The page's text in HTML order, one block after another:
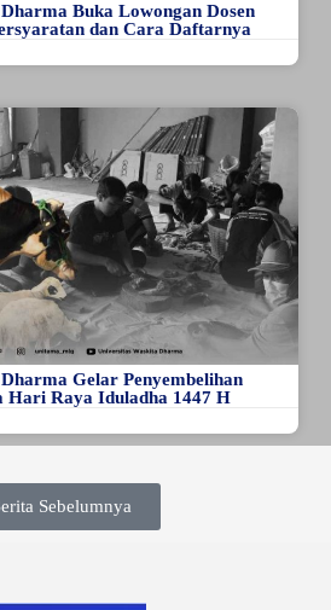
Buka Lowongan Dosen
dan Cara Daftarnya
Gelar Penyembelihan
Hari Raya Iduladha 1447 H
Sebelumnya